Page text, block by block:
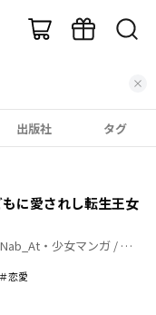
出版社 タグ
に愛されし転生王女
・ 少女マンガ / 総
＃恋愛